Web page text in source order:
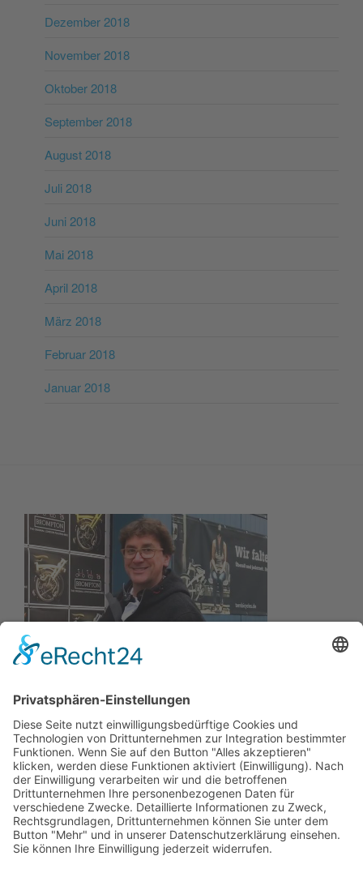
Dezember 2018
November 2018
Oktober 2018
September 2018
August 2018
Juli 2018
Juni 2018
Mai 2018
April 2018
März 2018
Februar 2018
Januar 2018
Wir wollen Ihr persönlicher Online Marine Spezialist sein,
der sich auf die Fahne geschrieben hat, der zuverlässigste
und preiswerteste Anbieter zu sein.
Wir sind ständig im Wachstum und wissen Ihr Vertrauen zu
schätzen.